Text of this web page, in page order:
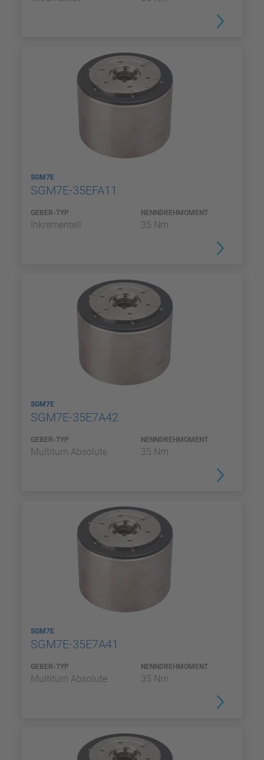
SGM7E
SGM7E-35EFA11
GEBER-TYP
Inkrementell
NENNDREHMOMENT
35 Nm
SGM7E
SGM7E-35E7A42
GEBER-TYP
Multiturn Absolute
NENNDREHMOMENT
35 Nm
SGM7E
SGM7E-35E7A41
GEBER-TYP
Multiturn Absolute
NENNDREHMOMENT
35 Nm